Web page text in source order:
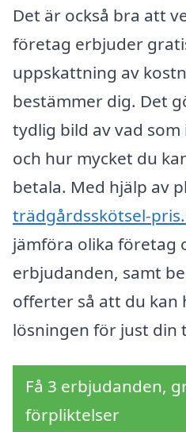
Det är också bra att
företag erbjuder
uppskattning av
bestämmer dig. Det
tydlig bild av vad
och hur mycket du
betala. Med hjälp av
trädgårdsskötsel-
jämföra olika företag
erbjudanden, samt
offerter så att du kan
lösningen för just din
Få 3 erbjudanden,
förpliktelser